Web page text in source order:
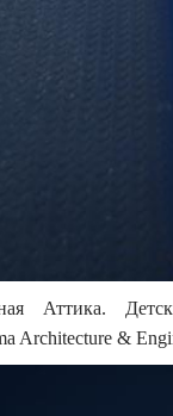
Аттика.
Architecture &